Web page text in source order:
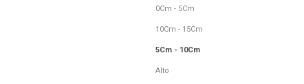
0Cm - 5Cm
10Cm - 15Cm
5Cm - 10Cm
Alto